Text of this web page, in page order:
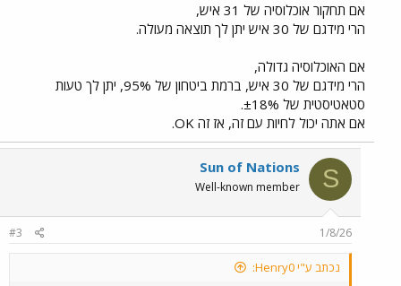
אם תחקור אוכלוסיה של 31 איש,
הרי מידגם של 30 איש יתן לך תוצאה מעולה.
אם האוכלוסיה גדולה,
הרי מידגם של 30 איש, ברמת ביטחון של 95%, יתן לך טעות
סטאטיסטית של ±18%.
אם אתה יכול לחיות עם זה, אז זה OK.
S
Sun of Nations
Well-known member
1/8/26
#3
נכתב ע"י Henry0: